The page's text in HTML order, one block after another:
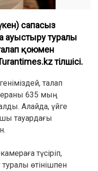
сапасыз
ауыстыру туралы
қоюмен
тілшісі.
талап
635 мың
Алайда, үйге
тауардағы
түсіріп,
өтінішпен